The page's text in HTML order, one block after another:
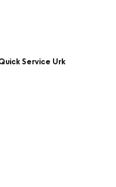
Service Urk